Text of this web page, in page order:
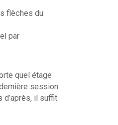
flèches du
par
quel étage
session
il suffit